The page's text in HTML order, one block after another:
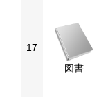
17
図書